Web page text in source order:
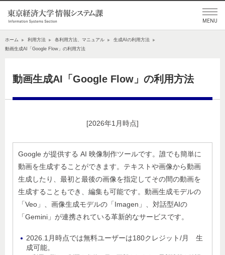
ホーム 利用方法 各利用方法、マニュアル
生成AIの利用方法
動画生成AI「Google Flow」の利用方法
動画生成AI「Google Flow」の利用方法
[2026年1月時点]
Google が提供する AI 映像制作ツールです。誰でも簡単に
動画を生成することができます。テキストや画像から動画
生成したり、最初と最後の画像を指定してその間の動画を
生成することもでき、編集も可能です。動画生成モデルの
「Veo」、画像生成モデルの「Imagen」、対話型AIの
「Gemini」が連携されている革新的なサービスです。
2026.1月時点では無料ユーザーは180クレジット/月 生
成可能。